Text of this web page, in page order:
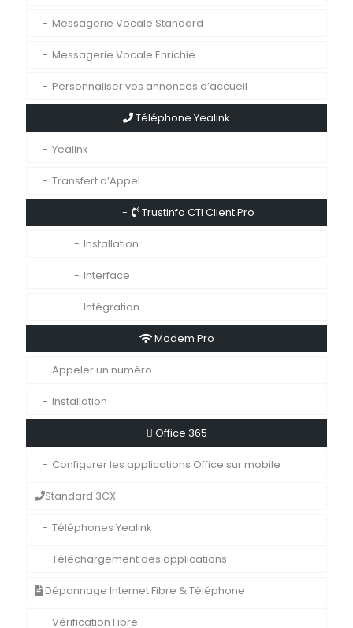
Messagerie Vocale Standard
Messagerie Vocale Enrichie
Personnaliser vos annonces d’accueil
Téléphone Yealink
Yealink
Transfert d’Appel
Trustinfo CTI Client Pro
Installation
Interface
Intégration
Modem Pro
Appeler un numéro
Installation
Office 365
Configurer les applications Office sur mobile
Standard 3CX
Téléphones Yealink
Téléchargement des applications
Dépannage Internet Fibre & Téléphone
Vérification Fibre